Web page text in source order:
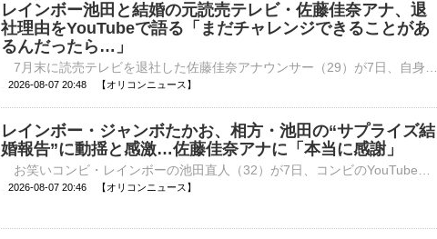
レインボー池田と結婚の元読売テレビ・佐藤佳奈アナ、退
社理由をYouTubeで語る「まだチャレンジできることがあ
るんだったら…」
2026-08-07 20:48 【オリコンニュース】
レインボー・ジャンボたかお、相方・池田の“サプライズ結
婚報告”に動揺と感激…佐藤佳奈アナに「本当に感謝」
2026-08-07 20:46 【オリコンニュース】